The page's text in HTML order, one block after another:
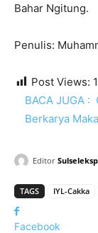
Bahar Ngitung.
Penulis:
Post Views:
BACA JUGA :
Berkarya
Editor
TAGS IYL-Cakka
Facebook